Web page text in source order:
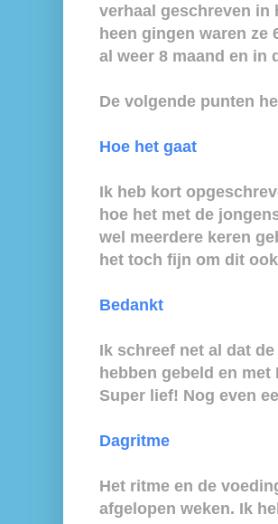
verhaal geschreven in
heen gingen waren ze
al weer 8 maand en in
De volgende punten
Hoe het gaat
Ik heb kort
hoe het met de
wel meerdere keren
het toch fijn om dit
Bedankt
Ik schreef net al dat
hebben gebeld en met
Super lief! Nog even
Dagritme
Het ritme en de
afgelopen weken. Ik